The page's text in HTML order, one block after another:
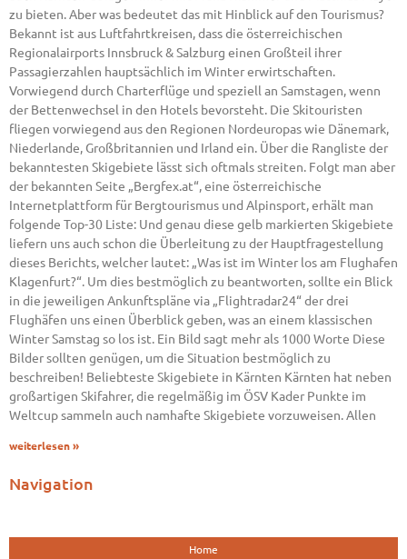
zu bieten. Aber was bedeutet das mit Hinblick auf den Tourismus?
Bekannt ist aus Luftfahrtkreisen, dass die österreichischen
Regionalairports Innsbruck & Salzburg einen Großteil ihrer
Passagierzahlen hauptsächlich im Winter erwirtschaften.
Vorwiegend durch Charterflüge und speziell an Samstagen, wenn
der Bettenwechsel in den Hotels bevorsteht. Die Skitouristen
fliegen vorwiegend aus den Regionen Nordeuropas wie Dänemark,
Niederlande, Großbritannien und Irland ein. Über die Rangliste der
bekanntesten Skigebiete lässt sich oftmals streiten. Folgt man aber
der bekannten Seite „Bergfex.at“, eine österreichische
Internetplattform für Bergtourismus und Alpinsport, erhält man
folgende Top-30 Liste: Und genau diese gelb markierten Skigebiete
liefern uns auch schon die Überleitung zu der Hauptfragestellung
dieses Berichts, welcher lautet: „Was ist im Winter los am Flughafen
Klagenfurt?“. Um dies bestmöglich zu beantworten, sollte ein Blick
in die jeweiligen Ankunftspläne via „Flightradar24“ der drei
Flughäfen uns einen Überblick geben, was an einem klassischen
Winter Samstag so los ist. Ein Bild sagt mehr als 1000 Worte Diese
Bilder sollten genügen, um die Situation bestmöglich zu
beschreiben! Beliebteste Skigebiete in Kärnten Kärnten hat neben
großartigen Skifahrer, die regelmäßig im ÖSV Kader Punkte im
Weltcup sammeln auch namhafte Skigebiete vorzuweisen. Allen
weiterlesen »
Navigation
Home